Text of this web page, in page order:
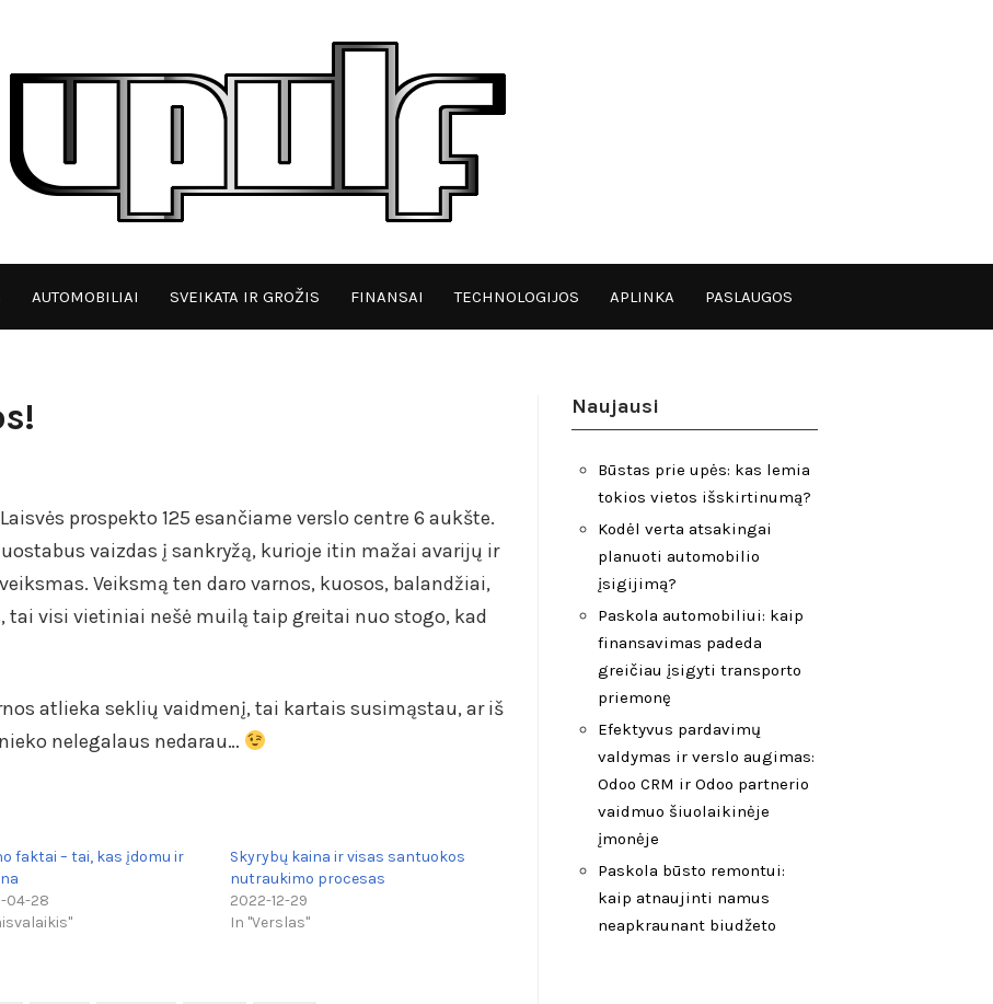
AUTOMOBILIAI SVEIKATA IR GROŽIS FINANSAI TECHNOLOGIJOS APLINKA PASLAUGOS
prospekto 125 esančiame verslo centre 6 aukšte.
vaizdas į sankryžą, kurioje itin mažai avarijų ir
Veiksmą ten daro varnos, kuosos, balandžiai,
tai visi vietiniai nešė muilą taip greitai nuo stogo, kad
atlieka seklių vaidmenį, tai kartais susimąstau, ar iš
nelegalaus nedarau…
faktai – tai, kas įdomu ir
04-28
Skyrybų kaina ir visas santuokos
nutraukimo procesas
2022-12-29
In "Verslas"
Naujausi
Būstas prie upės: kas lemia
tokios vietos išskirtinumą?
Kodėl verta atsakingai
planuoti automobilio
įsigijimą?
Paskola automobiliui: kaip
finansavimas padeda
greičiau įsigyti transporto
priemonę
Efektyvus pardavimų
valdymas ir verslo augimas:
Odoo CRM ir Odoo partnerio
vaidmuo šiuolaikinėje
įmonėje
Paskola būsto remontui:
kaip atnaujinti namus
neapkraunant biudžeto